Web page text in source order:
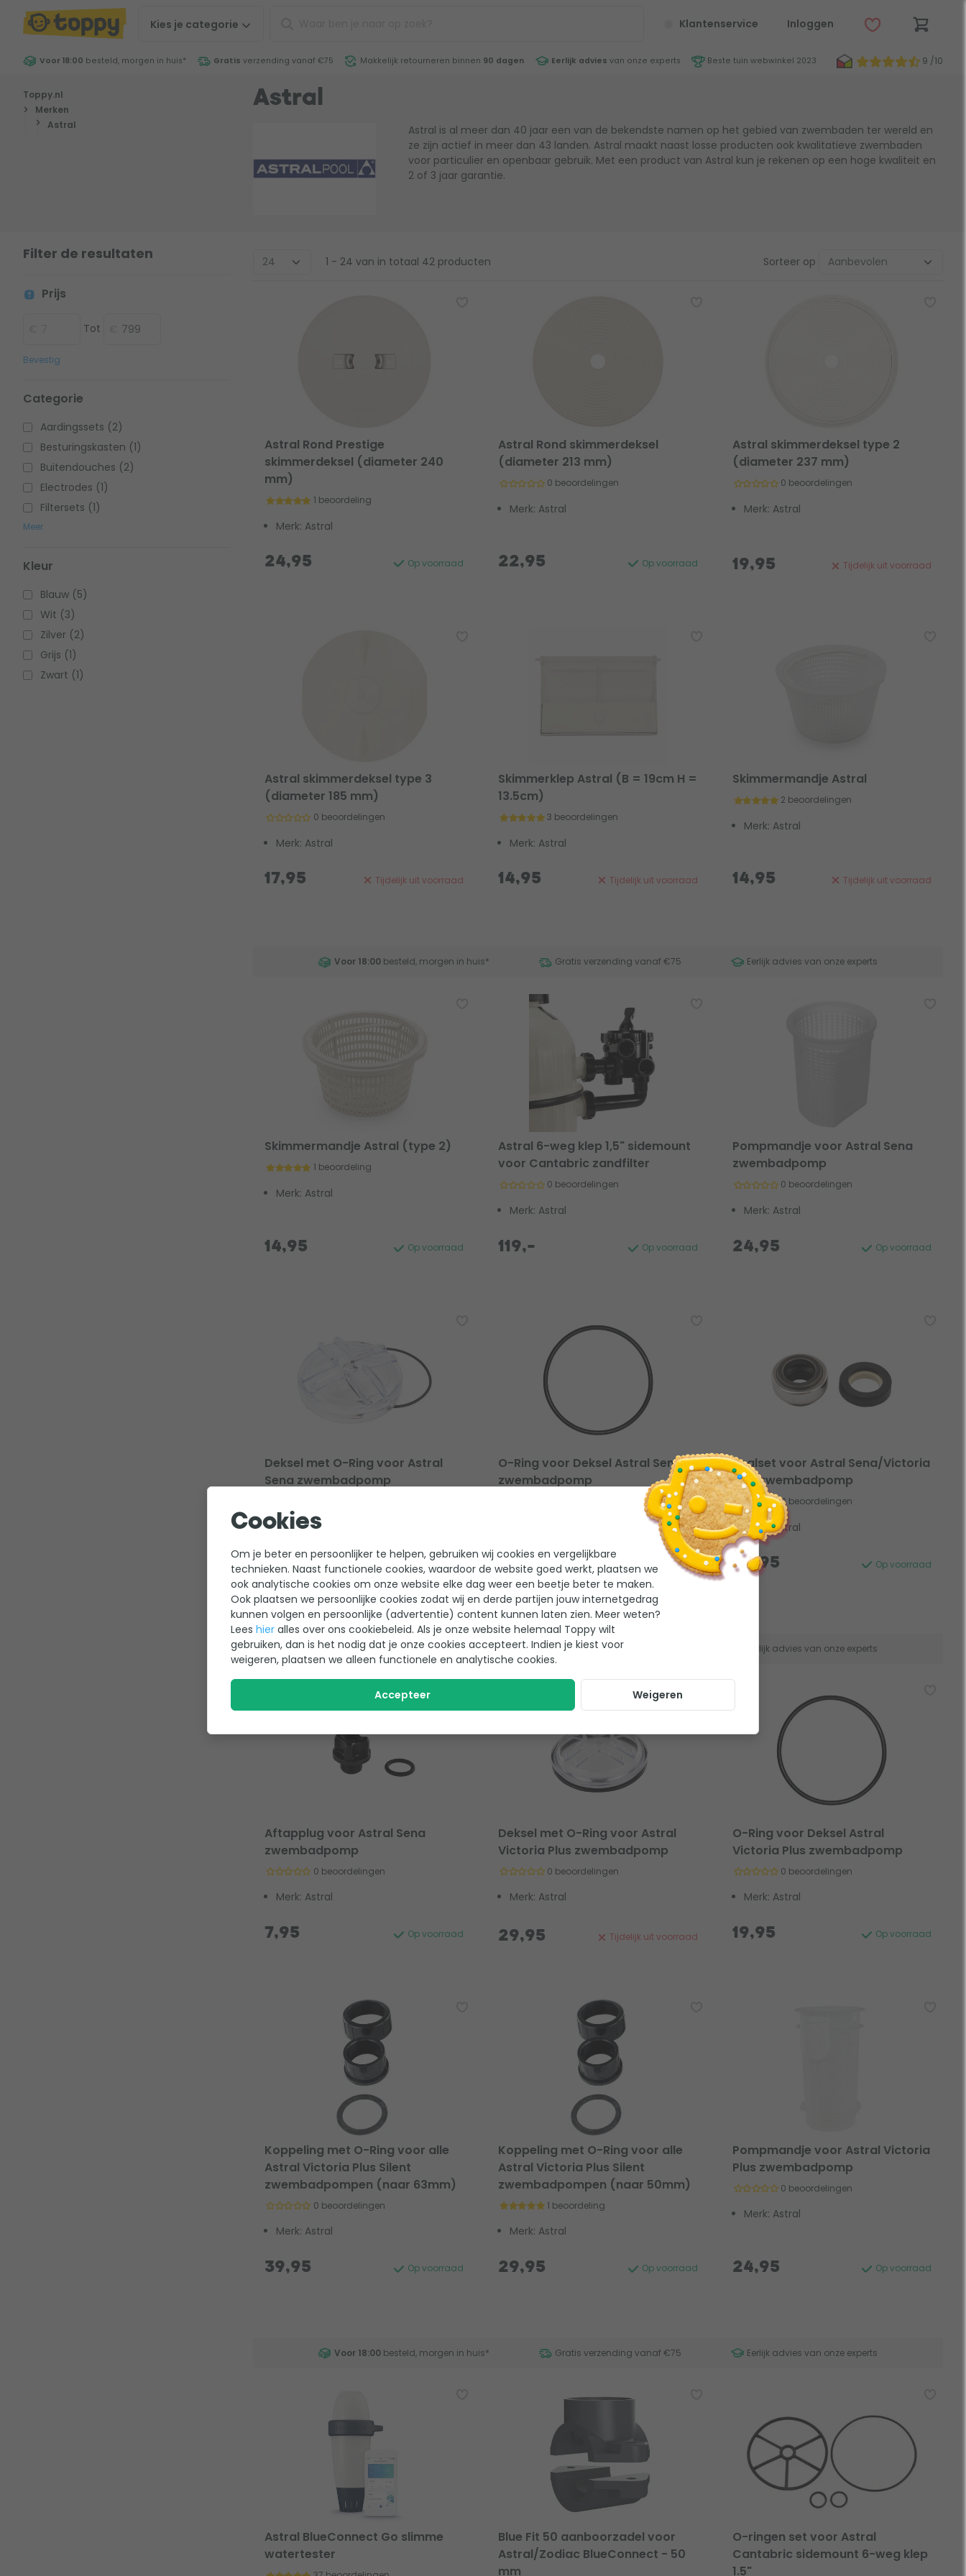
Kies je categorie Klantenservice Inloggen
Voor 18:00 besteld, morgen in huis* Gratis verzending vanaf €75 Makkelijk retourneren binnen 90 dagen Eerlijk advies van onze experts Beste tuin webwinkel 2023 9 /10
Toppy.nl
Merken
Astral
Astral
Astral is al meer dan 40 jaar een van de bekendste namen op het gebied van zwembaden ter wereld en
ze zijn actief in meer dan 43 landen. Astral maakt naast losse producten ook kwalitatieve zwembaden
voor particulier en openbaar gebruik. Met een product van Astral kun je rekenen op een hoge kwaliteit en
2 of 3 jaar garantie.
Filter de resultaten
Prijs
Tot
Bevestig
Categorie
Aardingssets (2)
Besturingskasten (1)
Buitendouches (2)
Electrodes (1)
Filtersets (1)
Meer
Kleur
Blauw (5)
Wit (3)
Zilver (2)
Grijs (1)
Zwart (1)
1 - 24 van in totaal 42 producten Sorteer op
Astral Rond Prestige
skimmerdeksel (diameter 240
mm)
1 beoordeling
Merk: Astral
Op voorraad
24,95
Astral Rond skimmerdeksel
(diameter 213 mm)
0 beoordelingen
Merk: Astral
Op voorraad
22,95
Astral skimmerdeksel type 2
(diameter 237 mm)
0 beoordelingen
Merk: Astral
Tijdelijk uit voorraad
19,95
Astral skimmerdeksel type 3
(diameter 185 mm)
0 beoordelingen
Merk: Astral
Tijdelijk uit voorraad
17,95
Skimmerklep Astral (B = 19cm H =
13.5cm)
3 beoordelingen
Merk: Astral
Tijdelijk uit voorraad
14,95
Skimmermandje Astral
2 beoordelingen
Merk: Astral
Tijdelijk uit voorraad
14,95
Voor 18:00 besteld, morgen in huis* Gratis verzending vanaf €75 Eerlijk advies van onze experts
Skimmermandje Astral (type 2)
1 beoordeling
Merk: Astral
Op voorraad
14,95
Astral 6-weg klep 1,5" sidemount
voor Cantabric zandfilter
0 beoordelingen
Merk: Astral
Op voorraad
119,-
Pompmandje voor Astral Sena
zwembadpomp
0 beoordelingen
Merk: Astral
Op voorraad
24,95
Deksel met O-Ring voor Astral
Sena zwembadpomp
Merk: Astral
Op voorraad
29,95
O-Ring voor Deksel Astral Sena
zwembadpomp
Op voorraad
12,95
Sealset voor Astral Sena/Victoria
Plus zwembadpomp
0 beoordelingen
Merk: Astral
Op voorraad
29,95
Voor 18:00besteld, morgen in huis* Gratis verzending vanaf €75 Eerlijk advies van onze experts
Aftapplug voor Astral Sena
zwembadpomp
0 beoordelingen
Merk: Astral
Op voorraad
7,95
Deksel met O-Ring voor Astral
Victoria Plus zwembadpomp
0 beoordelingen
Merk: Astral
Tijdelijk uit voorraad
29,95
O-Ring voor Deksel Astral
Victoria Plus zwembadpomp
0 beoordelingen
Merk: Astral
Op voorraad
19,95
Koppeling met O-Ring voor alle
Astral Victoria Plus Silent
zwembadpompen (naar 63mm)
0 beoordelingen
Merk: Astral
Op voorraad
39,95
Koppeling met O-Ring voor alle
Astral Victoria Plus Silent
zwembadpompen (naar 50mm)
1 beoordeling
Merk: Astral
Op voorraad
29,95
Pompmandje voor Astral Victoria
Plus zwembadpomp
0 beoordelingen
Merk: Astral
Op voorraad
24,95
Voor 18:00 besteld, morgen in huis* Gratis verzending vanaf €75 Eerlijk advies van onze experts
Astral BlueConnect Go slimme
watertester
Blue Fit 50 aanboorzadel voor
Astral/Zodiac BlueConnect - 50
mm
O-ringen set voor Astral
Cantabric sidemount 6-weg klep
1.5"
Cookies
Om je beter en persoonlijker te helpen, gebruiken wij cookies en vergelijkbare
technieken. Naast functionele cookies, waardoor de website goed werkt, plaatsen we
ook analytische cookies om onze website elke dag weer een beetje beter te maken.
Ook plaatsen we persoonlijke cookies zodat wij en derde partijen jouw internetgedrag
kunnen volgen en persoonlijke (advertentie) content kunnen laten zien. Meer weten?
Lees hier alles over ons cookiebeleid. Als je onze website helemaal Toppy wilt
gebruiken, dan is het nodig dat je onze cookies accepteert. Indien je kiest voor
weigeren, plaatsen we alleen functionele en analytische cookies.
Accepteer Weigeren